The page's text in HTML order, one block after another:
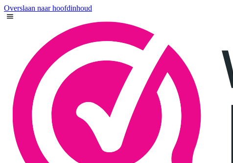
Overslaan naar hoofdinhoud